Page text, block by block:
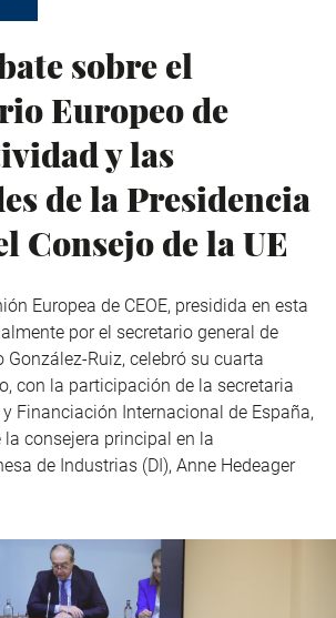
sobre el
Europeo de
y las
de la Presidencia
Consejo de la UE
Europea de CEOE, presidida en esta
por el secretario general de
González-Ruiz, celebró su cuarta
con la participación de la secretaria
Financiación Internacional de España,
la consejera principal en la
de Industrias (DI), Anne Hedeager